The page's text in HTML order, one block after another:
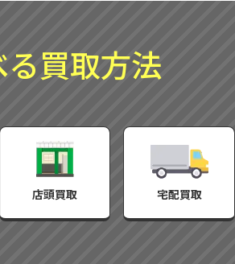
買取方法
店頭買取 宅配買取